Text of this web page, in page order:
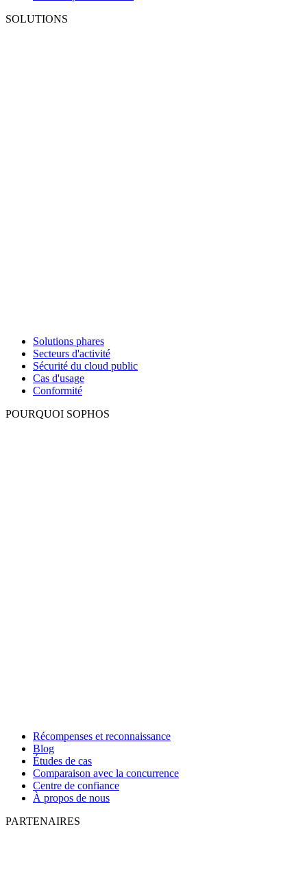
SOLUTIONS
Solutions phares
Secteurs d'activité
Sécurité du cloud public
Cas d'usage
Conformité
POURQUOI SOPHOS
Récompenses et reconnaissance
Blog
Études de cas
Comparaison avec la concurrence
Centre de confiance
À propos de nous
PARTENAIRES